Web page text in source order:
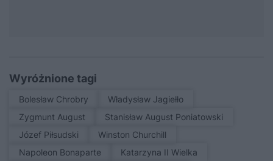
Wyróżnione tagi
Bolesław Chrobry
Władysław Jagiełło
Zygmunt August
Stanisław August Poniatowski
Józef Piłsudski
Winston Churchill
Napoleon Bonaparte
Katarzyna II Wielka